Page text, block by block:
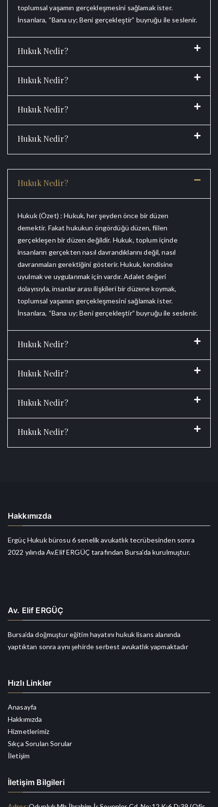
toplumsal yaşamın gerçekleşmesini sağlamak ister.
İnsanlara, “Bana uy; Beni gerçekleştir” buyruğu ile seslenir.
Hukuk Nedir?
Hukuk Nedir?
Hukuk Nedir?
Hukuk Nedir?
Hukuk Nedir?
Hukuk (Özet) : Hukuk, her şeyden önce bir düzen
demektir. Fakat hukukun öngördüğü düzen, fiilen
gerçekleşen bir düzen değildir. Hukuk, toplum içinde
insanların gerçekten nasıl davrandıklarını değil, nasıl
davranmaları gerektiğini gösterir. Hukuk, kendisine
uyulmak ve uygulanmak için vardır. Adalet değeri
dolayısıyla, insanlar arası ilişkileri bir düzene koymak,
toplumsal yaşamın gerçekleşmesini sağlamak ister.
İnsanlara, “Bana uy; Beni gerçekleştir” buyruğu ile seslenir.
Hukuk Nedir?
Hukuk Nedir?
Hukuk Nedir?
Hukuk Nedir?
Hakkımızda
Ergüç Hukuk bürosu 6 senelik avukatlık tecrübesinden sonra
2022 yılında Av.Elif ERGÜÇ tarafından Bursa’da kurulmuştur.
Av. Elif ERGÜÇ
Bursa’da doğmuştur eğitim hayatını hukuk lisans alanında
yaptıktan sonra aynı şehirde serbest avukatlık yapmaktadır
Hızlı Linkler
Anasayfa
Hakkımızda
Hizmetlerimiz
Sıkça Sorulan Sorular
İletişim
İletişim Bilgileri